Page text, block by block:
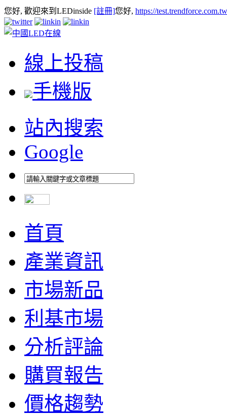
您好, 歡迎來到LEDinside [註冊]您好, https://
線上投稿
手機版
站內搜索
Google
首頁
產業資訊
市場新品
利基市場
分析評論
購買報告
價格趨勢